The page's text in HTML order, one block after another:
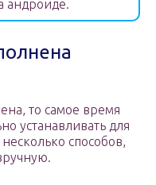
андроиде.
то самое время
устанавливать для
способов,